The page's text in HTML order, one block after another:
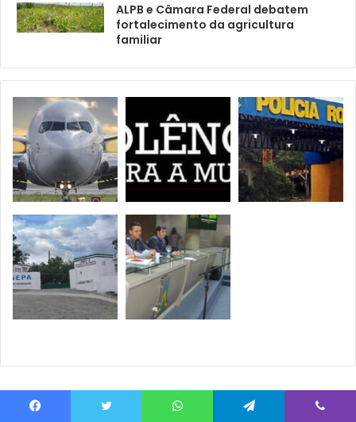
ALPB e Câmara Federal debatem
fortalecimento da agricultura
familiar